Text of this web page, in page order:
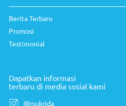
Berita Terbaru
Promosi
Testimonial
Dapatkan informasi
terbaru di media sosial kami
@rsukrida